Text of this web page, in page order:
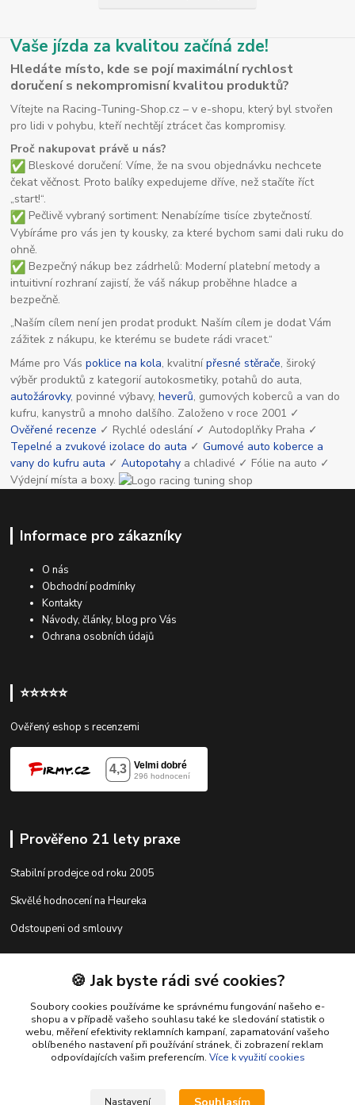
Vaše jízda za kvalitou začíná zde!
Hledáte místo, kde se pojí maximální rychlost
doručení s nekompromisní kvalitou produktů?
Vítejte na Racing-Tuning-Shop.cz – v e-shopu, který byl stvořen
pro lidi v pohybu, kteří nechtějí ztrácet čas kompromisy.
Proč nakupovat právě u nás?
Bleskové doručení: Víme, že na svou objednávku nechcete
čekat věčnost. Proto balíky expedujeme dříve, než stačíte říct
„start!“.
Pečlivě vybraný sortiment: Nenabízíme tisíce zbytečností.
Vybíráme pro vás jen ty kousky, za které bychom sami dali ruku do
ohně.
Bezpečný nákup bez zádrhelů: Moderní platební metody a
intuitivní rozhraní zajistí, že váš nákup proběhne hladce a
bezpečně.
„Naším cílem není jen prodat produkt. Naším cílem je dodat Vám
zážitek z nákupu, ke kterému se budete rádi vracet.“
Máme pro Váspoklice na kola, kvalitnípřesné stěrače, široký
výběr produktů z kategorií autokosmetiky, potahů do auta,
autožárovky, povinné výbavy,heverů, gumových koberců a van do
kufru, kanystrů a mnoho dalšího. Založeno v roce 2001 ✓
Ověřené recenze ✓ Rychlé odeslání ✓ Autodoplňky Praha ✓
Tepelné a zvukové izolace do auta ✓Gumové auto koberce a
vany do kufru auta ✓Autopotahy a chladivé ✓ Fólie na auto ✓
Výdejní místa a boxy.
Informace pro zákazníky
O nás
Obchodní podmínky
Kontakty
Návody, články, blog pro Vás
Ochrana osobních údajů
⭐⭐⭐⭐⭐
Ověřený eshop s recenzemi
Prověřeno 21 lety praxe
Stabilní prodejce od roku 2005
Skvělé hodnocení na Heureka
Odstoupeni od smlouvy
Kontakty
shop@racing-tuning-shop.cz
🍪 Jak byste rádi své cookies?
Soubory cookies používáme ke správnému fungování našeho e-
shopu a v případě vašeho souhlasu také ke sledování statistik o
webu, měření efektivity reklamních kampaní, zapamatování vašeho
oblíbeného nastavení při používání stránek, či zobrazení reklam
odpovídajících vašim preferencím. Více k využití cookies
Nastavení